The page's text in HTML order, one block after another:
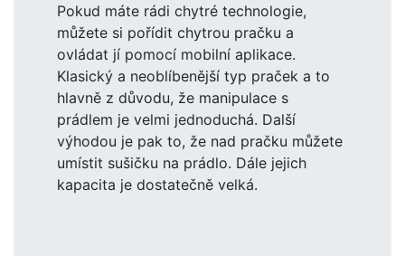
Pokud máte rádi chytré technologie,
můžete si pořídit chytrou pračku a
ovládat jí pomocí mobilní aplikace.
Klasický a neoblíbenější typ praček a to
hlavně z důvodu, že manipulace s
prádlem je velmi jednoduchá. Další
výhodou je pak to, že nad pračku můžete
umístit sušičku na prádlo. Dále jejich
kapacita je dostatečně velká.